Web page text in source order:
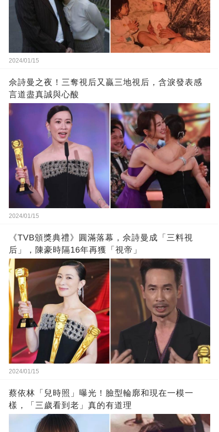
2024/01/15
佘詩曼之夜！三奪視后又贏三地視后，含淚發表感
言道盡真誠與心酸
2024/01/15
《TVB頒獎典禮》圓滿落幕，佘詩曼成「三料視
后」，陳豪時隔16年再獲「視帝」
2024/01/15
蔡依林「兒時照」曝光！臉型輪廓和現在一模一
樣，「三歲看到老」真的有道理